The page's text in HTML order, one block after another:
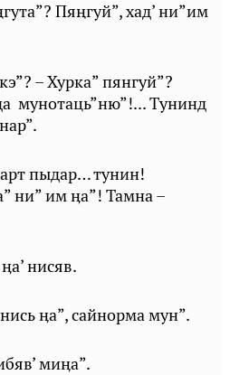
Пяңгуй”, хад’ ни”им
– Хурка” пянгуй”?
мунотаць”ню”!... Тунинд
пыдар… тунин!
ни” им ӊа”! Тамна –
нисяв.
ӊа”, сайнорма мун”.
миӊа”.